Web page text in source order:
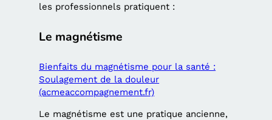
les professionnels pratiquent :
Le magnétisme
Bienfaits du magnétisme pour la santé :
Soulagement de la douleur
(acmeaccompagnement.fr)
Le magnétisme est une pratique ancienne,